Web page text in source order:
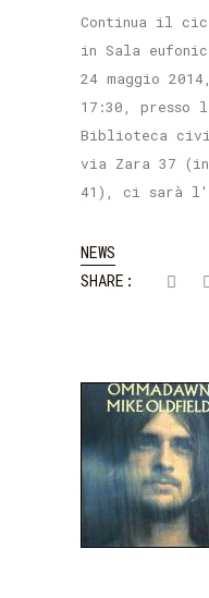
Continua il
in Sala
24 maggio
17:30, presso
Biblioteca
via Zara 37
41), ci sarà
NEWS
SHARE: